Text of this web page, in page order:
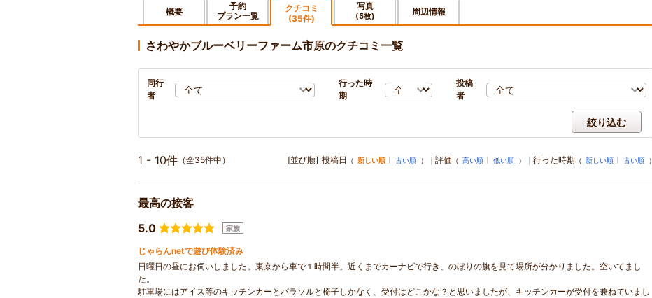
概要
予約
プラン一覧
クチコミ
(35件)
写真
(5枚) 周辺情報
さわやかブルーベリーファーム市原のクチコミ一覧
同行
者
行った時
期
投稿
者
絞り込む
1 - 10件 （全35件中） [並び順] 投稿日 （ 新しい順 古い順 ） 評価 （ 高い順 低い順 ） 行った時期 （ 新しい順 古い順 ）
最高の接客
5.0
家族
じゃらんnetで遊び体験済み
日曜日の昼にお伺いしました。東京から車で１時間半。近くまでカーナビで行き、のぼりの旗を見て場所が分かりました。空いてまし
た。
駐車場にはアイス等のキッチンカーとパラソルと椅子しかなく、受付はどこかな？と思いましたが、キッチンカーが受付を兼ねていまし